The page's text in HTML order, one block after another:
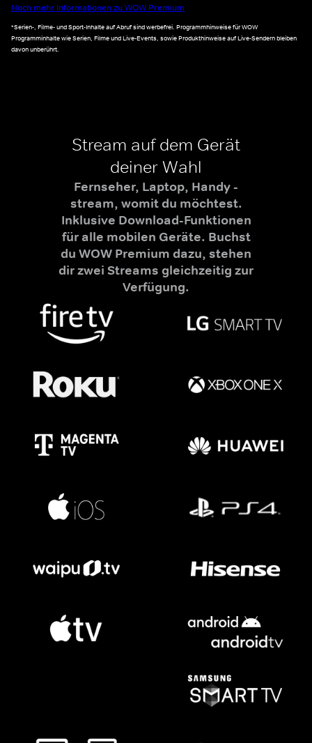
Noch mehr Informationen zu WOW Premium
*Serien-, Filme- und Sport-Inhalte auf Abruf sind werbefrei. Programmhinweise für WOW
Programminhalte wie Serien, Filme und Live-Events, sowie Produkthinweise auf Live-Sendern bleiben
davon unberührt.
Stream auf dem Gerät
deiner Wahl
Fernseher, Laptop, Handy -
stream, womit du möchtest.
Inklusive Download-Funktionen
für alle mobilen Geräte. Buchst
du WOW Premium dazu, stehen
dir zwei Streams gleichzeitig zur
Verfügung.